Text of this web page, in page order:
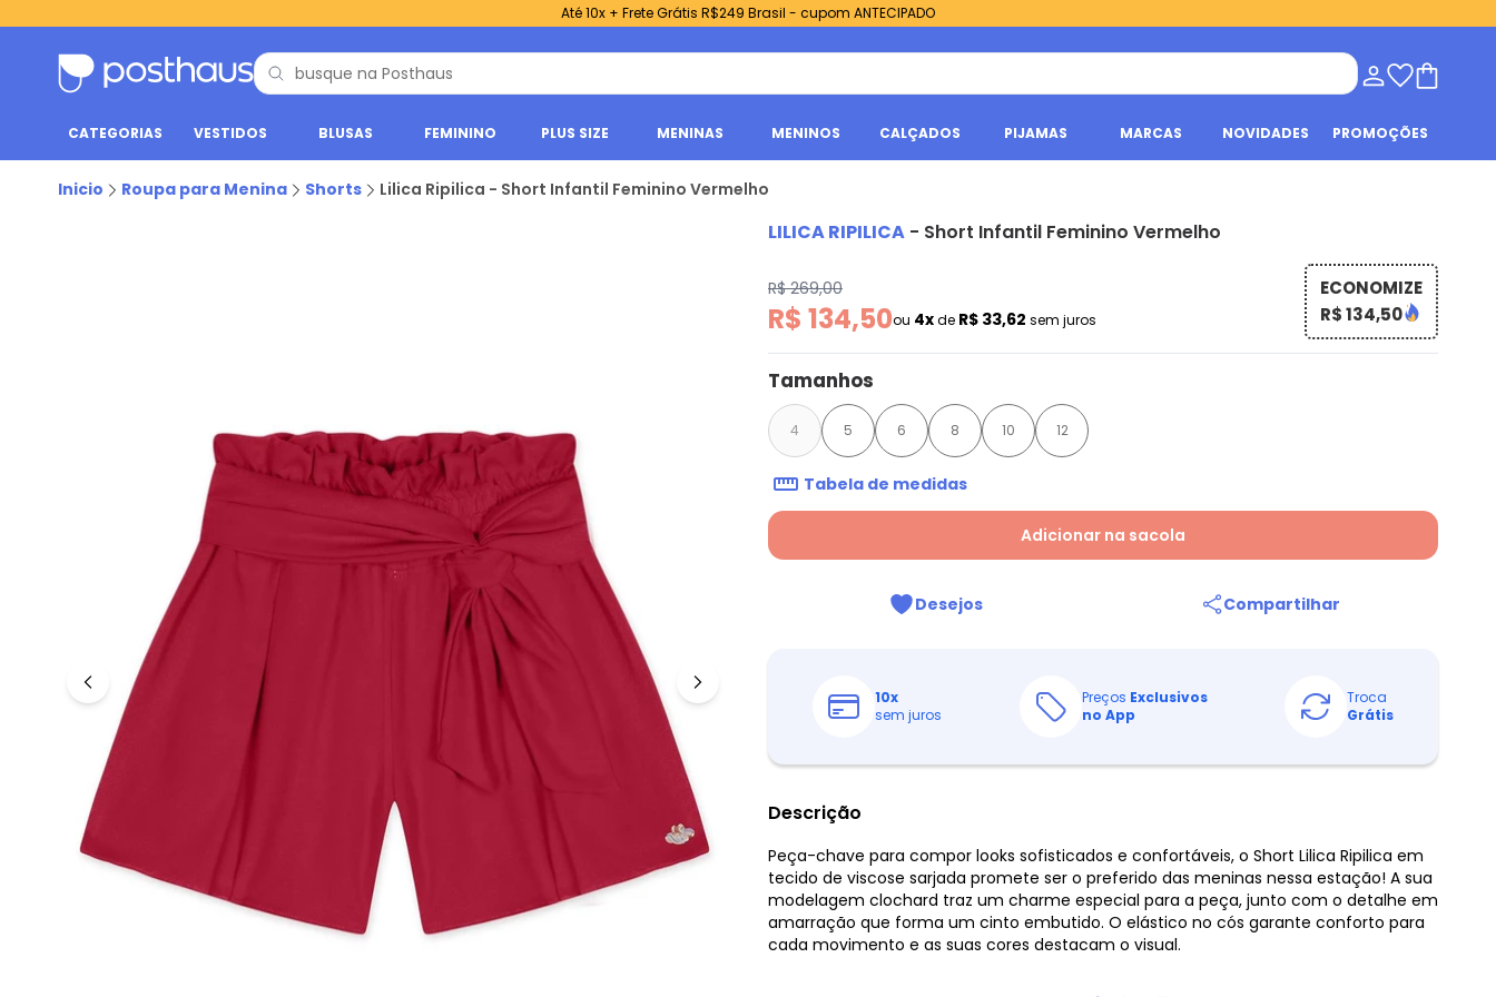
Até 10x + Frete Grátis R$249 Brasil - cupom ANTECIPADO
CATEGORIAS VESTIDOS BLUSAS FEMININO PLUS SIZE MENINAS MENINOS CALÇADOS PIJAMAS MARCAS NOVIDADES PROMOÇÕES
Inicio Roupa para Menina Shorts Lilica Ripilica - Short Infantil Feminino Vermelho
LILICA RIPILICA - Short Infantil Feminino Vermelho
R$ 269,00
R$ 134,50ou 4xde R$ 33,62 sem juros
ECONOMIZE
R$ 134,50
Tamanhos
4 5 6 8 10 12
Tabela de medidas
Adicionar na sacola
Desejos Compartilhar
10x
sem juros
Preços Exclusivos
no App
Troca
Grátis
Descrição
Peça-chave para compor looks sofisticados e confortáveis, o Short Lilica Ripilica em
tecido de viscose sarjada promete ser o preferido das meninas nessa estação! A sua
modelagem clochard traz um charme especial para a peça, junto com o detalhe em
amarração que forma um cinto embutido. O elástico no cós garante conforto para
cada movimento e as suas cores destacam o visual.